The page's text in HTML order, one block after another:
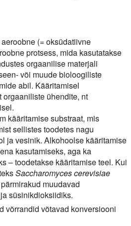
(= oksüdatiivne
protsess, mida kasutatakse
orgaanilise materjali
või muude bioloogiliste
abil. Kääritamisel
ühendite, nt
kääritamise substraat, mis
sellistes toodetes nagu
ja vesinik. Alkohoolse kääritamise
kasutamiseks, aga ka
– toodetakse kääritamise teel. Kui
Saccharomyces cerevisiae
muudavad
süsinikdioksiidiks.
võrrandid võtavad konversiooni